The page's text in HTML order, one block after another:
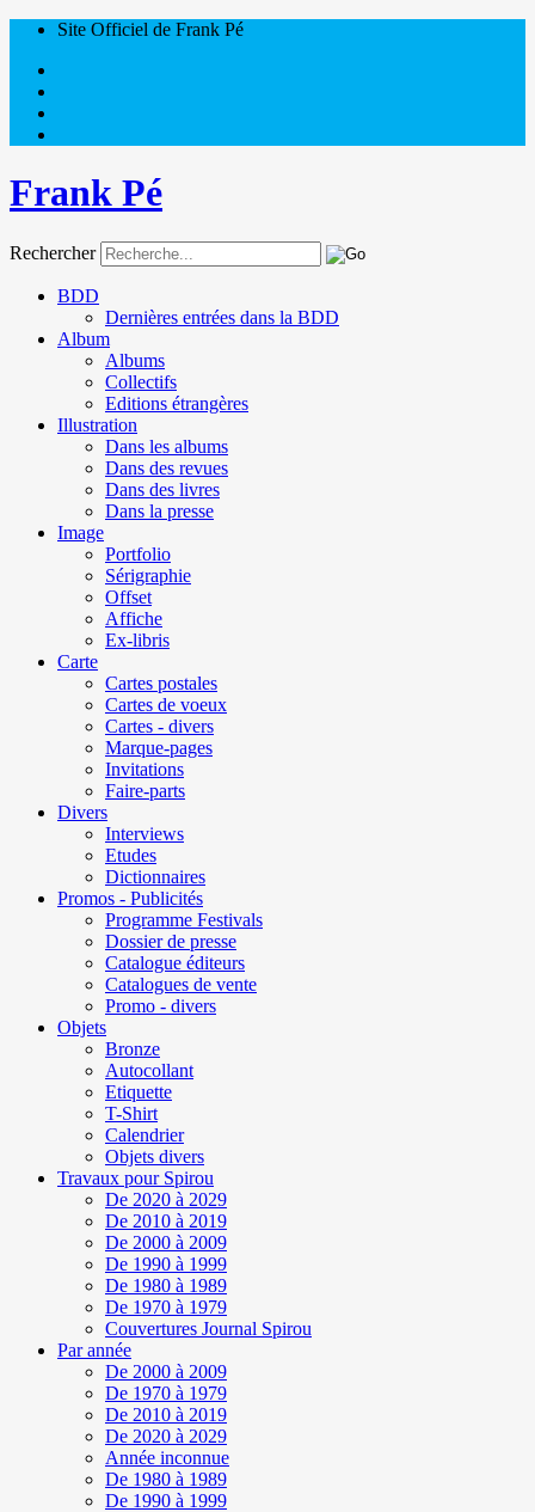
Site Officiel de Frank Pé
Frank Pé
Rechercher
BDD
Dernières entrées dans la BDD
Album
Albums
Collectifs
Editions étrangères
Illustration
Dans les albums
Dans des revues
Dans des livres
Dans la presse
Image
Portfolio
Sérigraphie
Offset
Affiche
Ex-libris
Carte
Cartes postales
Cartes de voeux
Cartes - divers
Marque-pages
Invitations
Faire-parts
Divers
Interviews
Etudes
Dictionnaires
Promos - Publicités
Programme Festivals
Dossier de presse
Catalogue éditeurs
Catalogues de vente
Promo - divers
Objets
Bronze
Autocollant
Etiquette
T-Shirt
Calendrier
Objets divers
Travaux pour Spirou
De 2020 à 2029
De 2010 à 2019
De 2000 à 2009
De 1990 à 1999
De 1980 à 1989
De 1970 à 1979
Couvertures Journal Spirou
Par année
De 2000 à 2009
De 1970 à 1979
De 2010 à 2019
De 2020 à 2029
Année inconnue
De 1980 à 1989
De 1990 à 1999